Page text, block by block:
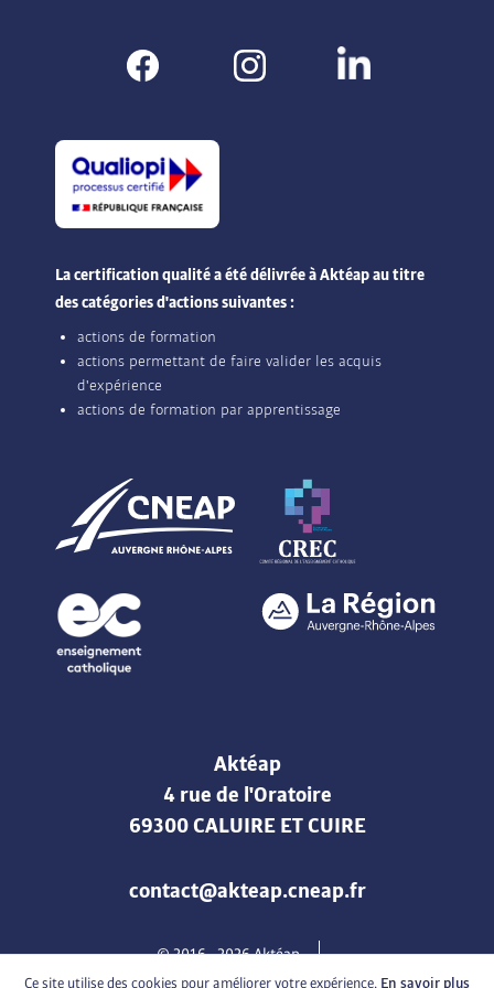
La certification qualité a été délivrée à Aktéap au titre
des catégories d'actions suivantes :
actions de formation
actions permettant de faire valider les acquis
d'expérience
actions de formation par apprentissage
Aktéap
4 rue de l'Oratoire
69300 CALUIRE ET CUIRE
contact@akteap.cneap.fr
© 2016 -2026Aktéap
Mentions légales & Politique de confidentialité
Cookies
Ce site utilise des cookies pour améliorer votre expérience. En savoir plus